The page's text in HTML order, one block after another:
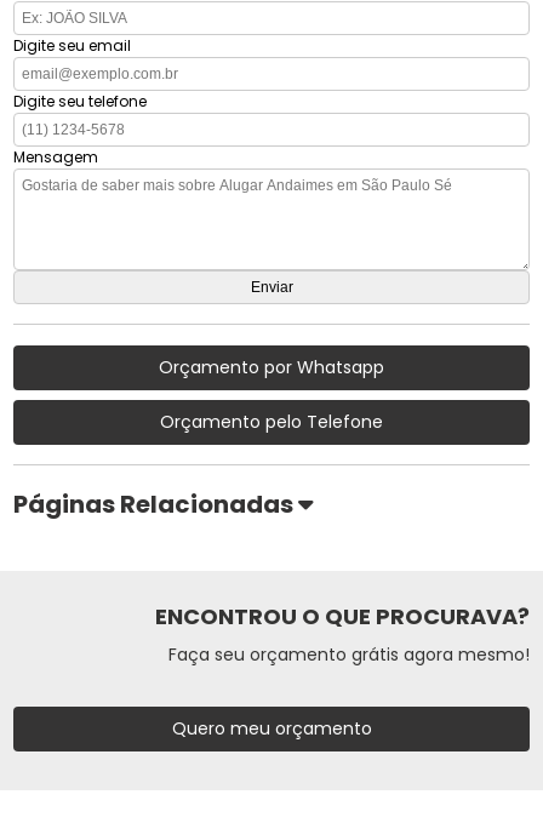
Digite seu email
Digite seu telefone
Mensagem
Orçamento por Whatsapp
Orçamento pelo Telefone
Páginas Relacionadas
ENCONTROU O QUE PROCURAVA?
Faça seu orçamento grátis agora mesmo!
Quero meu orçamento